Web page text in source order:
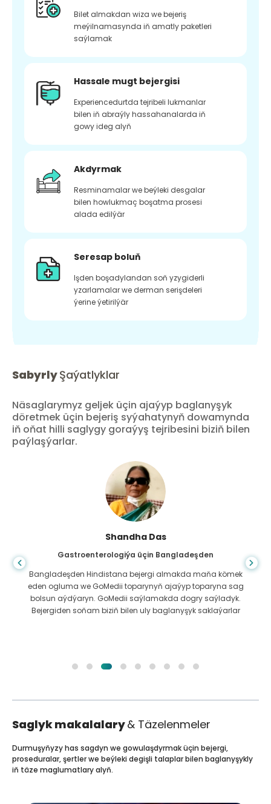
Bilet almakdan wiza we bejeriş
meýilnamasynda iň amatly paketleri
saýlamak
Hassale mugt bejergisi
Experiencedurtda tejribeli lukmanlar
bilen iň abraýly hassahanalarda iň
gowy ideg alyň
Akdyrmak
Resminamalar we beýleki desgalar
bilen howlukmaç boşatma prosesi
alada edilýär
Seresap boluň
Işden boşadylandan soň yzygiderli
yzarlamalar we derman serişdeleri
ýerine ýetirilýär
SabyrlyŞaýatlyklar
Näsaglarymyz geljek üçin ajaýyp baglanyşyk
döretmek üçin bejeriş syýahatynyň dowamynda
iň oňat hilli saglygy goraýyş tejribesini biziň bilen
paýlaşýarlar.
Shandha Das
Gastroenterologiýa üçin Bangladeşden
Bangladeşden Hindistana bejergi almakda maňa kömek
eden ogluma we GoMedii toparynyň ajaýyp toparyna sag
bolsun aýdýaryn. GoMedii saýlamakda dogry saýladyk.
Bejergiden soňam biziň bilen uly baglanyşyk saklaýarlar
Saglyk makalalary& Täzelenmeler
Durmuşyňyzy has sagdyn we gowulaşdyrmak üçin bejergi,
proseduralar, şertler we beýleki degişli talaplar bilen baglanyşykly
iň täze maglumatlary alyň.